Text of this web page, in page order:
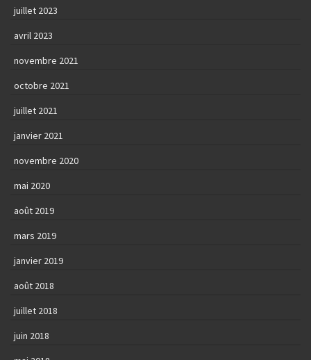
juillet 2023
avril 2023
novembre 2021
octobre 2021
juillet 2021
janvier 2021
novembre 2020
mai 2020
août 2019
mars 2019
janvier 2019
août 2018
juillet 2018
juin 2018